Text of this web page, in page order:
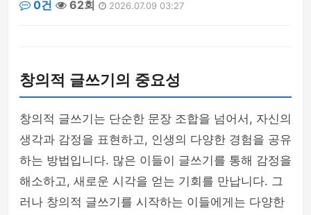
0건
62회 2026.07.09 03:27
창의적 글쓰기의 중요성
창의적 글쓰기는 단순한 문장 조합을 넘어서, 자신의
생각과 감정을 표현하고, 인생의 다양한 경험을 공유
하는 방법입니다. 많은 이들이 글쓰기를 통해 감정을
해소하고, 새로운 시각을 얻는 기회를 만납니다. 그
러나 창의적 글쓰기를 시작하는 이들에게는 다양한